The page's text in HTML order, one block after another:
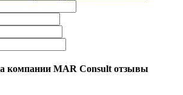
компании MAR Consult отзывы